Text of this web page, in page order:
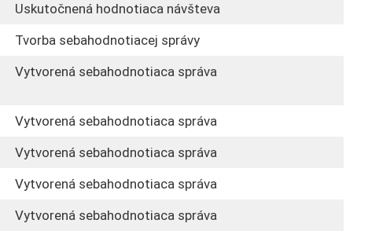
Uskutočnená hodnotiaca návšteva
Tvorba sebahodnotiacej správy
Vytvorená sebahodnotiaca správa
Vytvorená sebahodnotiaca správa
Vytvorená sebahodnotiaca správa
Vytvorená sebahodnotiaca správa
Vytvorená sebahodnotiaca správa